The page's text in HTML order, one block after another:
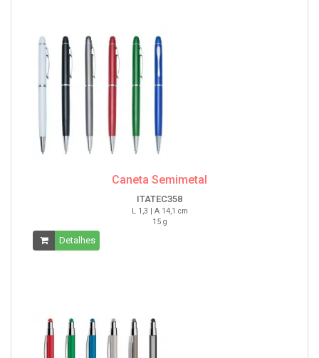
Caneta Semimetal
ITATEC358
L 1,3 | A 14,1 cm
15 g
Detalhes